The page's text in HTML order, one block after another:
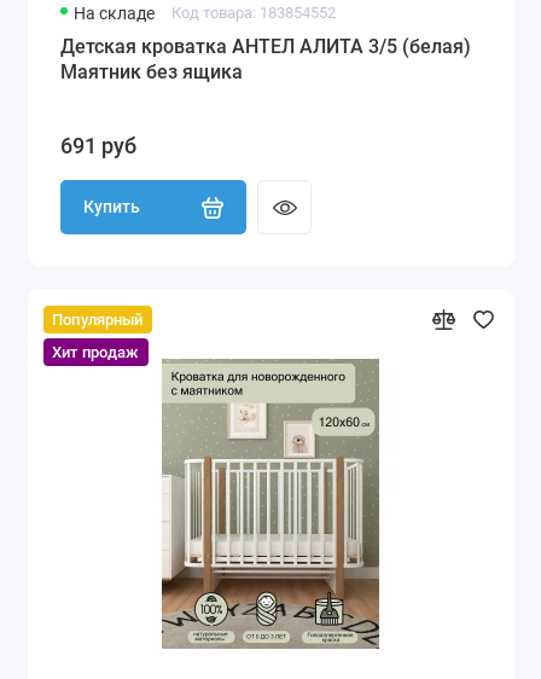
На складе Код товара: 183854552
Детская кроватка АНТЕЛ АЛИТА 3/5 (белая)
Маятник без ящика
691 руб
Купить
Популярный
Хит продаж